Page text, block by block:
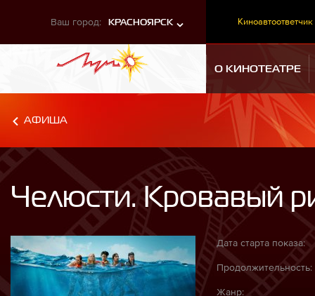
Ваш город: КРАСНОЯРСК Киноавтоответчик
О КИНОТЕАТРЕ
АФИША
Челюсти. Кровавый
Дата старта показа:
Продолжительность:
Жанр: